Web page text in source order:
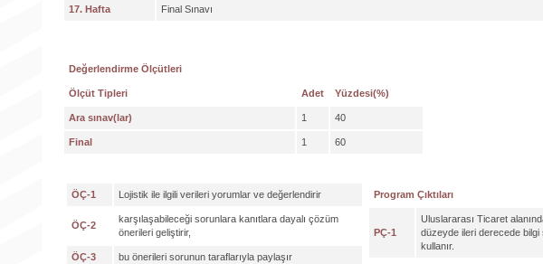
17. Hafta Final Sınavı
Değerlendirme Ölçütleri
Ölçüt Tipleri Adet Yüzdesi(%)
Ara sınav(lar) 1 40
Final 1 60
ÖÇ-1 Lojistik ile ilgili verileri yorumlar ve değerlendirir
ÖÇ-2
karşılaşabileceği sorunlara kanıtlara dayalı çözüm
önerileri geliştirir,
ÖÇ-3 bu önerileri sorunun taraflarıyla paylaşır
Program Çıktıları
PÇ-1
Uluslararası Ticaret
düzeyde ileri derecede bilgi
kullanır.